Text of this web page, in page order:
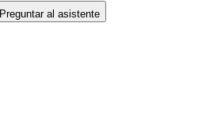
Preguntar al asistente